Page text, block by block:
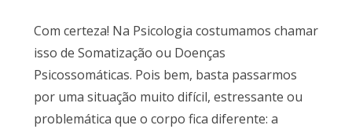
Com certeza! Na Psicologia costumamos chamar
isso de Somatização ou Doenças
Psicossomáticas. Pois bem, basta passarmos
por uma situação muito difícil, estressante ou
problemática que o corpo fica diferente: a